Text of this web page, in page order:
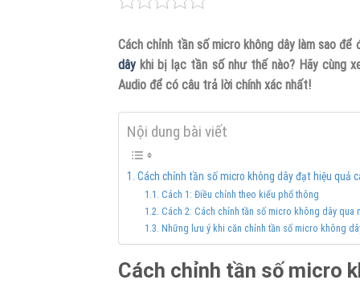
Cách chỉnh tần số micro không dây làm sao
dây khi bị lạc tần số như thế nào? Hãy cùng
Audio để có câu trả lời chính xác nhất!
Nội dung bài viết
Cách chỉnh tần số micro không dây đạt hiệu quả
Cách 1: Điều chỉnh theo kiểu phổ thông
Cách 2: Cách chỉnh tần số micro không dây qua
Những lưu ý khi căn chỉnh tần số micro không
Cách chỉnh tần số micro